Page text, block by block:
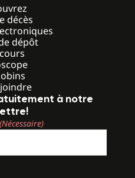
décès
dépôt
à notre
(Nécessaire)